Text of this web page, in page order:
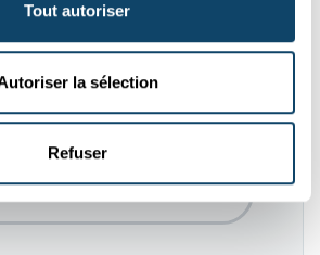
Tout autoriser
la sélection
Refuser
masqués car vous avez
liés aux réseaux sociaux.